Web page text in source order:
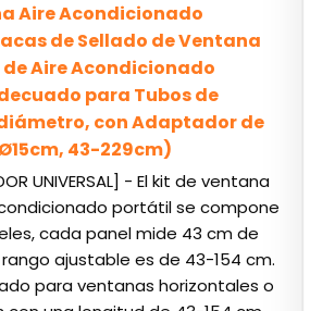
Aire Acondicionado
de Sellado de Ventana
Aire Acondicionado
para Tubos de
con Adaptador de
43-229cm)
UNIVERSAL] - El kit de ventana
portátil se compone
cada panel mide 43 cm de
ajustable es de 43-154 cm.
para ventanas horizontales o